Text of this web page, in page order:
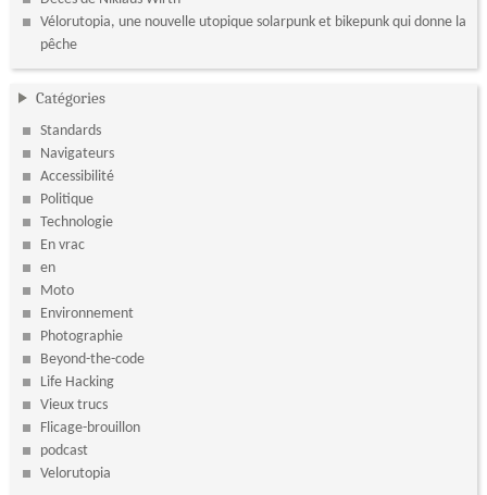
Vélorutopia, une nouvelle utopique solarpunk et bikepunk qui donne la
pêche
Catégories
Standards
Navigateurs
Accessibilité
Politique
Technologie
En vrac
en
Moto
Environnement
Photographie
Beyond-the-code
Life Hacking
Vieux trucs
Flicage-brouillon
podcast
Velorutopia